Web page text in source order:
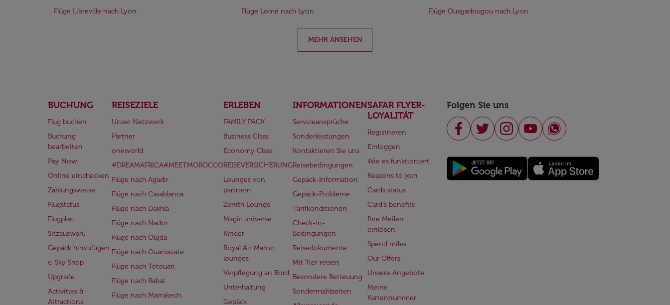
Flüge Libreville nach Lyon
Flüge Lomé nach Lyon Flüge Ouagadougou nach Lyon
MEHR ANSEHEN
BUCHUNG
Flug buchen
Buchung
bearbeiten
Pay Now
Online einchecken
Zahlungsweise
Flugstatus
Flugplan
Sitzauswahl
Gepäck hinzufügen
e-Sky Shop
Upgrade
Activities &
Attractions
REISEZIELE
Unser Netzwerk
Partner
oneworld
#DREAMAFRICA#MEETMOROCCO
Flüge nach Agadir
Flüge nach Casablanca
Flüge nach Dakhla
Flüge nach Nador
Flüge nach Oujda
Flüge nach Ouarzazate
Flüge nach Tetouan
Flüge nach Rabat
Flüge nach Marrakech
ERLEBEN
FAMILY PACK
Business Class
Economy Class
REISEVERSICHERUNG
Lounges von
partnern
Zenith Lounge
Magic universe
Kinder
Royal Air Maroc
lounges
Verpflegung an Bord
Unterhaltung
Gepäck
INFORMATIONEN
Serviceansprüche
Sonderleistungen
Kontaktieren Sie uns
Reisebedingungen
Gepäck-Information
Gepäck-Probleme
Tarifkonditionen
Check-in-
Bedingungen
Reisedokumente
Mit Tier reisen
Besondere Betreuung
Sondermahlzeiten
SAFAR FLYER-
LOYALITÄT
Registrieren
Einloggen
Wie es funktioniert
Reasons to join
Cards status
Card's benefits
Ihre Meilen
einlösen
Spend miles
Our Offers
Unsere Angebote
Meine
Kartennummer
Folgen Sie uns